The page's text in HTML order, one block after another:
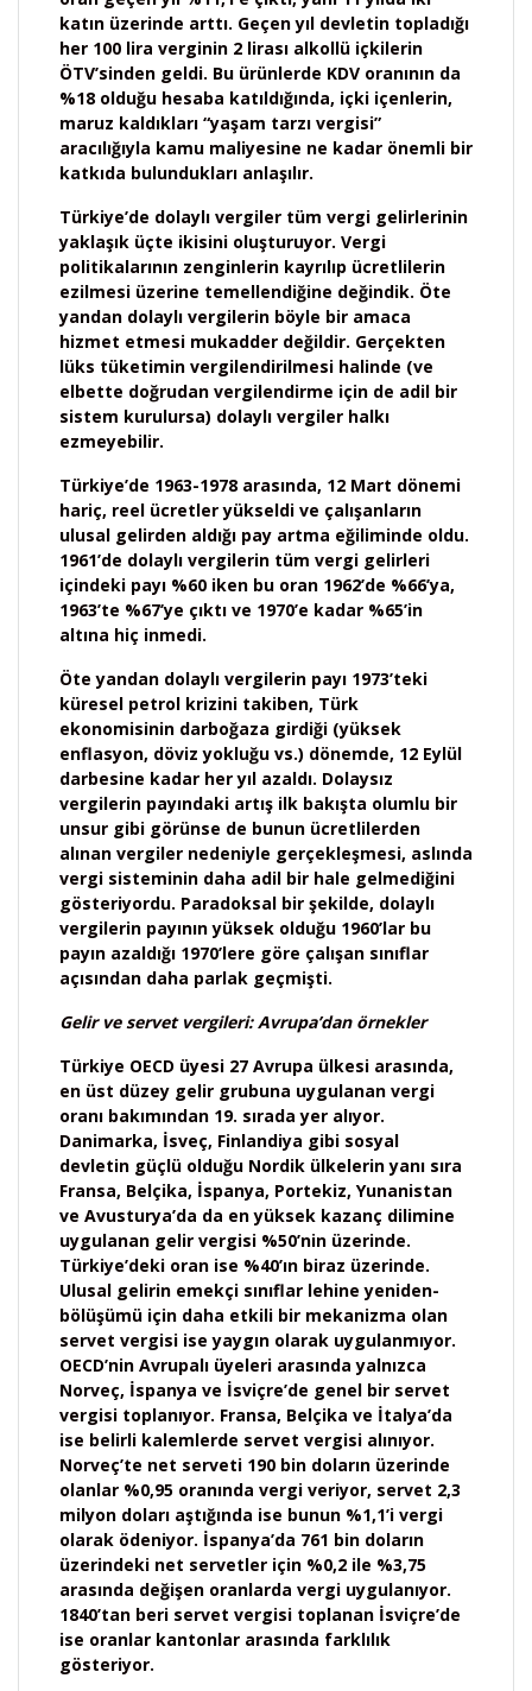
katın üzerinde arttı. Geçen yıl devletin topladığı
her 100 lira verginin 2 lirası alkollü içkilerin
ÖTV’sinden geldi. Bu ürünlerde KDV oranının da
%18 olduğu hesaba katıldığında, içki içenlerin,
maruz kaldıkları “yaşam tarzı vergisi”
aracılığıyla kamu maliyesine ne kadar önemli bir
katkıda bulundukları anlaşılır.
Türkiye’de dolaylı vergiler tüm vergi gelirlerinin
yaklaşık üçte ikisini oluşturuyor. Vergi
politikalarının zenginlerin kayrılıp ücretlilerin
ezilmesi üzerine temellendiğine değindik. Öte
yandan dolaylı vergilerin böyle bir amaca
hizmet etmesi mukadder değildir. Gerçekten
lüks tüketimin vergilendirilmesi halinde (ve
elbette doğrudan vergilendirme için de adil bir
sistem kurulursa) dolaylı vergiler halkı
ezmeyebilir.
Türkiye’de 1963-1978 arasında, 12 Mart dönemi
hariç, reel ücretler yükseldi ve çalışanların
ulusal gelirden aldığı pay artma eğiliminde oldu.
1961’de dolaylı vergilerin tüm vergi gelirleri
içindeki payı %60 iken bu oran 1962’de %66’ya,
1963’te %67’ye çıktı ve 1970’e kadar %65’in
altına hiç inmedi.
Öte yandan dolaylı vergilerin payı 1973’teki
küresel petrol krizini takiben, Türk
ekonomisinin darboğaza girdiği (yüksek
enflasyon, döviz yokluğu vs.) dönemde, 12 Eylül
darbesine kadar her yıl azaldı. Dolaysız
vergilerin payındaki artış ilk bakışta olumlu bir
unsur gibi görünse de bunun ücretlilerden
alınan vergiler nedeniyle gerçekleşmesi, aslında
vergi sisteminin daha adil bir hale gelmediğini
gösteriyordu. Paradoksal bir şekilde, dolaylı
vergilerin payının yüksek olduğu 1960’lar bu
payın azaldığı 1970’lere göre çalışan sınıflar
açısından daha parlak geçmişti.
Gelir ve servet vergileri: Avrupa’dan örnekler
Türkiye OECD üyesi 27 Avrupa ülkesi arasında,
en üst düzey gelir grubuna uygulanan vergi
oranı bakımından 19. sırada yer alıyor.
Danimarka, İsveç, Finlandiya gibi sosyal
devletin güçlü olduğu Nordik ülkelerin yanı sıra
Fransa, Belçika, İspanya, Portekiz, Yunanistan
ve Avusturya’da da en yüksek kazanç dilimine
uygulanan gelir vergisi %50’nin üzerinde.
Türkiye’deki oran ise %40’ın biraz üzerinde.
Ulusal gelirin emekçi sınıflar lehine yeniden-
bölüşümü için daha etkili bir mekanizma olan
servet vergisi ise yaygın olarak uygulanmıyor.
OECD’nin Avrupalı üyeleri arasında yalnızca
Norveç, İspanya ve İsviçre’de genel bir servet
vergisi toplanıyor. Fransa, Belçika ve İtalya’da
ise belirli kalemlerde servet vergisi alınıyor.
Norveç’te net serveti 190 bin doların üzerinde
olanlar %0,95 oranında vergi veriyor, servet 2,3
milyon doları aştığında ise bunun %1,1’i vergi
olarak ödeniyor. İspanya’da 761 bin doların
üzerindeki net servetler için %0,2 ile %3,75
arasında değişen oranlarda vergi uygulanıyor.
1840’tan beri servet vergisi toplanan İsviçre’de
ise oranlar kantonlar arasında farklılık
gösteriyor.